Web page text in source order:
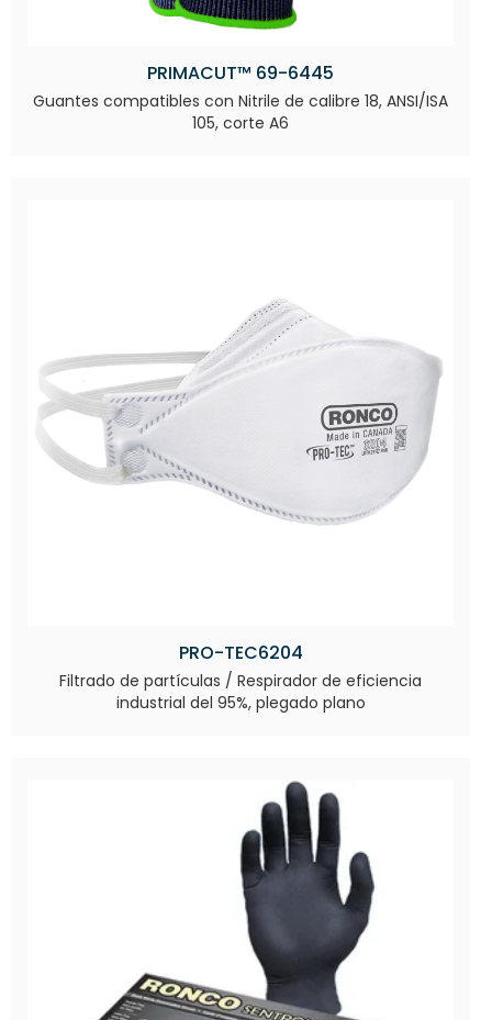
PRIMACUT™ 69-6445
Guantes compatibles con Nitrile de calibre 18, ANSI/ISA
105, corte A6
PRO-TEC6204
Filtrado de partículas / Respirador de eficiencia
industrial del 95%, plegado plano